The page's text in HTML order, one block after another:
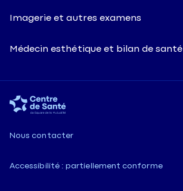
Imagerie et autres examens
Médecin esthétique et bilan de santé
Nous contacter
Accessibilité : partiellement conforme